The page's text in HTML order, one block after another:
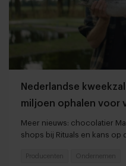
Nederlandse
miljoen ophalen voor
Meer nieuws: chocolatier
shops bij Rituals en kans
Producenten Ondernemen